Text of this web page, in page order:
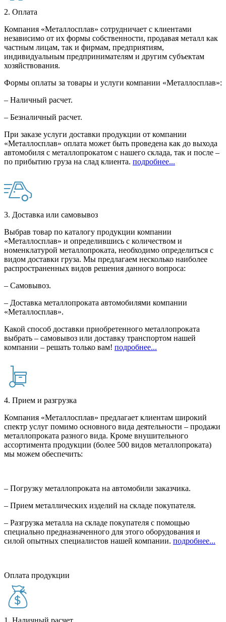
2. Оплата
Компания «Металлосплав» сотрудничает с клиентами
независимо от их формы собственности, продавая металл как
частным лицам, так и фирмам, предприятиям,
индивидуальным предпринимателям и другим субъектам
хозяйствования.
Формы оплаты за товары и услуги компании «Металлосплав»:
– Наличный расчет.
– Безналичный расчет.
При заказе услуги доставки продукции от компании
«Металлосплав» оплата может быть проведена как до выхода
автомобиля с металлопрокатом с нашего склада, так и после –
по прибытию груза на слад клиента. подробнее...
3. Доставка или самовывоз
Выбрав товар по каталогу продукции компании
«Металлосплав» и определившись с количеством и
номенклатурой металлопроката, необходимо определиться с
видом доставки груза. Мы предлагаем несколько наиболее
распространенных видов решения данного вопроса:
– Самовывоз.
– Доставка металлопроката автомобилями компании
«Металлосплав».
Какой способ доставки приобретенного металлопроката
выбрать – самовывоз или доставку транспортом нашей
компании – решать только вам! подробнее...
4. Прием и разгрузка
Компания «Металлосплав» предлагает клиентам широкий
спектр услуг помимо основного вида деятельности – продажи
металлопроката разного вида. Кроме внушительного
ассортимента продукции (более 500 видов металлопроката)
мы можем обеспечить:
– Погрузку металлопроката на автомобили заказчика.
– Прием металлических изделий на складе покупателя.
– Разгрузка металла на складе покупателя с помощью
специально предназначенного для этого оборудования и
силой опытных специалистов нашей компании. подробнее...
Оплата продукции